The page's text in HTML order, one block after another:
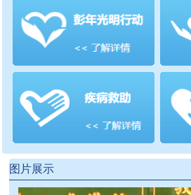
图片展示